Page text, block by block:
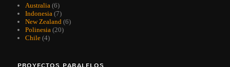
Australia (6)
Indonesia (7)
New Zealand (6)
Polinesia (20)
Chile (4)
PROYECTOS PARALELOS